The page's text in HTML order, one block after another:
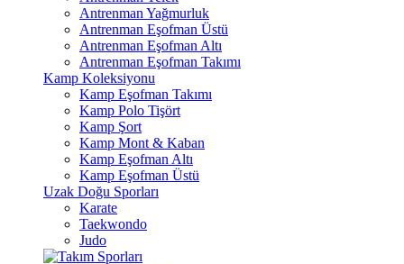
Antrenman Yağmurluk
Antrenman Eşofman Üstü
Antrenman Eşofman Altı
Antrenman Eşofman Takımı
Kamp Koleksiyonu
Kamp Eşofman Takımı
Kamp Polo Tişört
Kamp Şort
Kamp Mont & Kaban
Kamp Eşofman Altı
Kamp Eşofman Üstü
Uzak Doğu Sporları
Karate
Taekwondo
Judo